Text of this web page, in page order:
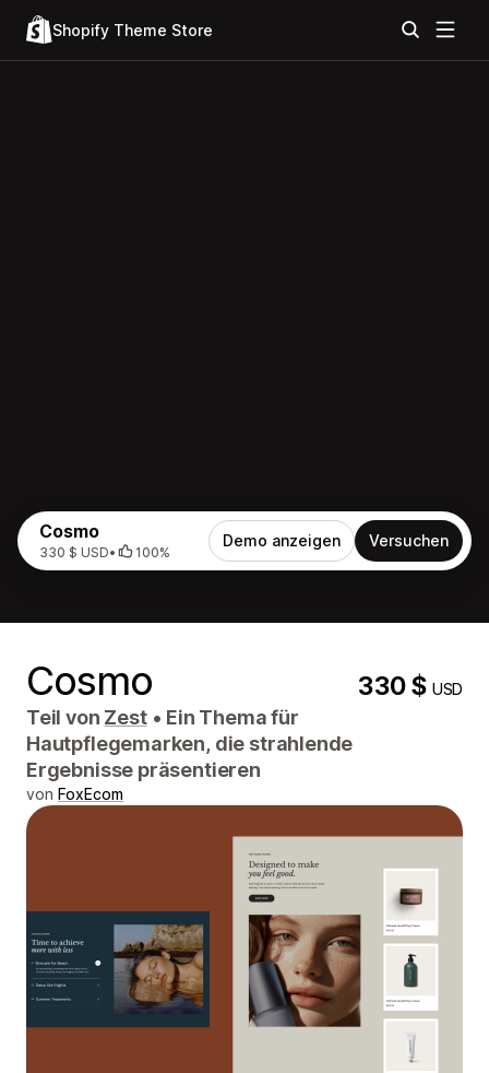
Shopify Theme Store
Cosmo
330 $ USD• 100%
Demo anzeigen Versuchen
Cosmo 330 $USD
Teil von Zest • Ein Thema für
Hautpflegemarken, die strahlende
Ergebnisse präsentieren
von FoxEcom